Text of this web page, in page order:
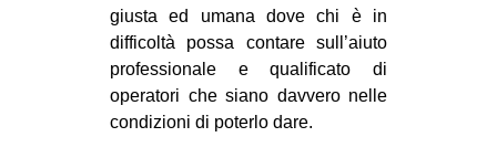
giusta ed umana dove chi è in
difficoltà possa contare sull’aiuto
professionale e qualificato di
operatori che siano davvero nelle
condizioni di poterlo dare.